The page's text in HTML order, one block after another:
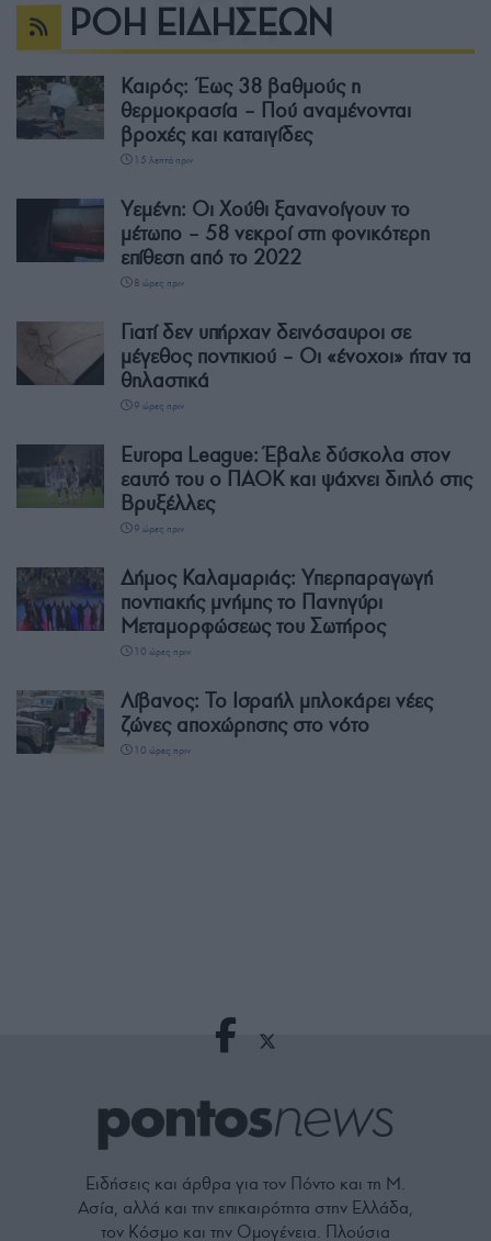
ΡΟΗ ΕΙΔΗΣΕΩΝ
Καιρός: Έως 38 βαθμούς η
θερμοκρασία – Πού αναμένονται
βροχές και καταιγίδες
15 λεπτά πριν
Υεμένη: Οι Χούθι ξανανοίγουν το
μέτωπο – 58 νεκροί στη φονικότερη
επίθεση από το 2022
8 ώρες πριν
Γιατί δεν υπήρχαν δεινόσαυροι σε
μέγεθος ποντικιού – Οι «ένοχοι» ήταν τα
θηλαστικά
9 ώρες πριν
Europa League: Έβαλε δύσκολα στον
εαυτό του ο ΠΑΟΚ και ψάχνει διπλό στις
Βρυξέλλες
9 ώρες πριν
Δήμος Καλαμαριάς: Υπερπαραγωγή
ποντιακής μνήμης το Πανηγύρι
Μεταμορφώσεως του Σωτήρος
10 ώρες πριν
Λίβανος: Το Ισραήλ μπλοκάρει νέες
ζώνες αποχώρησης στο νότο
10 ώρες πριν
Ειδήσεις και άρθρα για τον Πόντο και τη Μ.
Ασία, αλλά και την επικαιρότητα στην Ελλάδα,
τον Κόσμο και την Ομογένεια. Πλούσια